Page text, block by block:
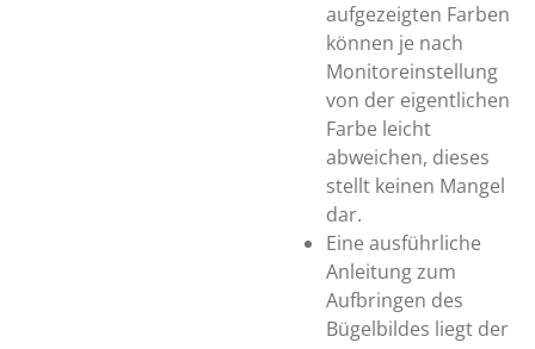
aufgezeigten Farben
können je nach
Monitoreinstellung
von der eigentlichen
Farbe leicht
abweichen, dieses
stellt keinen Mangel
dar.
Eine ausführliche
Anleitung zum
Aufbringen des
Bügelbildes liegt der